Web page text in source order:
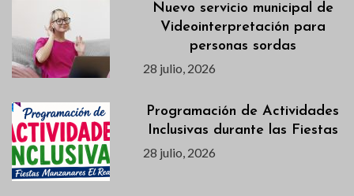
Nuevo servicio municipal de
Videointerpretación para
personas sordas
28 julio, 2026
Programación de Actividades
Inclusivas durante las Fiestas
28 julio, 2026